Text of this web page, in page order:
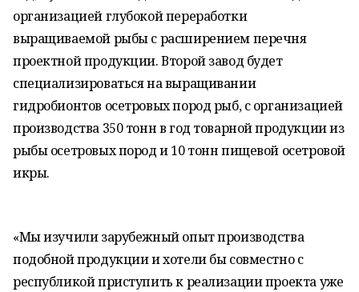
организацией глубокой переработки
выращиваемой рыбы с расширением перечня
проектной продукции. Второй завод будет
специализироваться на выращивании
гидробионтов осетровых пород рыб, с организацией
производства 350 тонн в год товарной продукции из
рыбы осетровых пород и 10 тонн пищевой осетровой
икры.
«Мы изучили зарубежный опыт производства
подобной продукции и хотели бы совместно с
республикой приступить к реализации проекта уже